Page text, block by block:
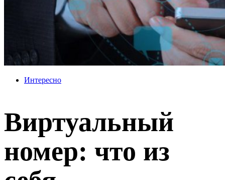
Интересно
Виртуальный
номер: что из